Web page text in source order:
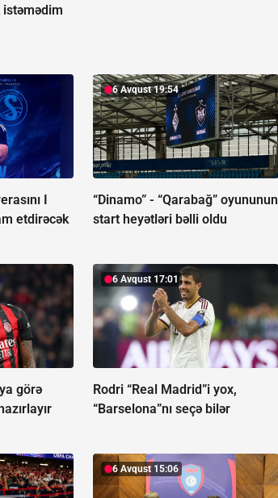
I
etdirəcək
6 Avqust 19:54
“Dinamo” - “Qarabağ” oyununun
start heyətləri bəlli oldu
görə
6 Avqust 17:01
Rodri “Real Madrid”i yox,
“Barselona”nı seçə bilər
6 Avqust 15:06